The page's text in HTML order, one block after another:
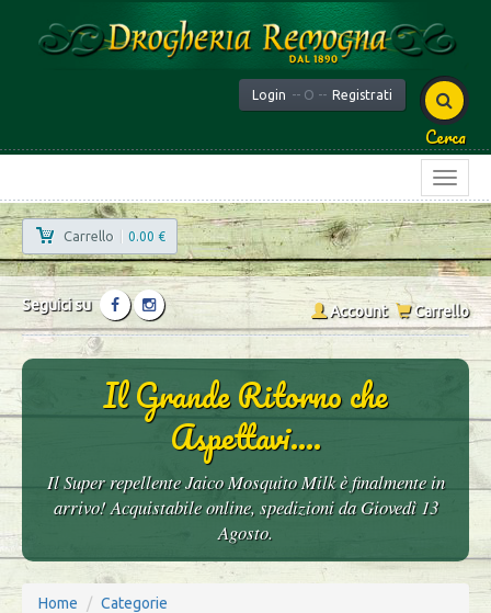
Login -- O -- Registrati
Cerca
Carrello 0.00 €
Seguici su Account Carrello
Il Grande Ritorno che
Aspettavi....
Il Super repellente Jaico Mosquito Milk è finalmente in
arrivo! Acquistabile online, spedizioni da Giovedì 13
Agosto.
Home
Categorie